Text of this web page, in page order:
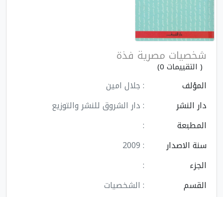
شخصيات مصرية فذة
( التقييمات 0)
المؤلف
: جلال امين
دار النشر
: دار الشروق للنشر والتوزيع
المطبعة
:
سنة الاصدار
: 2009
الجزء
:
القسم
: الشخصيات